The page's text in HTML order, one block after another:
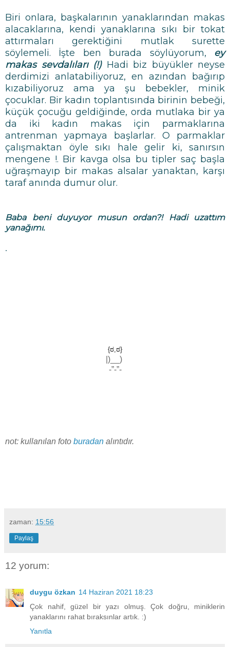
Biri onlara, başkalarının yanaklarından makas
alacaklarına, kendi yanaklarına sıkı bir tokat
attırmaları gerektiğini mutlak surette
söylemeli. İşte ben burada söylüyorum, ey
makas sevdalıları (!) Hadi biz büyükler neyse
derdimizi anlatabiliyoruz, en azından bağırıp
kızabiliyoruz ama ya şu bebekler, minik
çocuklar. Bir kadın toplantısında birinin bebeği,
küçük çocuğu geldiğinde, orda mutlaka bir ya
da iki kadın makas için parmaklarına
antrenman yapmaya başlarlar. O parmaklar
çalışmaktan öyle sıkı hale gelir ki, sanırsın
mengene !. Bir kavga olsa bu tipler saç başla
uğraşmayıp bir makas alsalar yanaktan, karşı
taraf anında dumur olur.
Baba beni duyuyor musun ordan?! Hadi uzattım
yanağımı.
.
{ಠ,ಠ}
|)__)
-”-”-
not: kullanılan foto buradan alıntıdır.​
zaman: 15:56
Paylaş
12 yorum:
duygu özkan 14 Haziran 2021 18:23
Çok nahif, güzel bir yazı olmuş. Çok doğru, miniklerin
yanaklarını rahat bıraksınlar artık. :)
Yanıtla